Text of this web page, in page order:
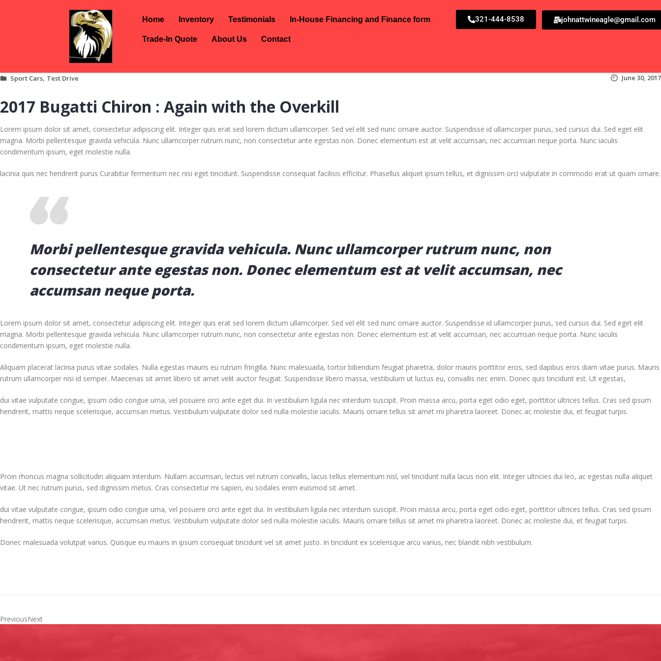
Home Inventory Testimonials In-House Financing and Finance form
Trade-In Quote About Us Contact
321-444-8538 johnattwineagle@gmail.com
Sport Cars, Test Drive June 30, 2017
2017 Bugatti Chiron : Again with the Overkill
Lorem ipsum dolor sit amet, consectetur adipiscing elit. Integer quis erat sed lorem dictum ullamcorper. Sed vel elit sed nunc ornare auctor. Suspendisse id ullamcorper purus, sed cursus dui. Sed eget elit
magna. Morbi pellentesque gravida vehicula. Nunc ullamcorper rutrum nunc, non consectetur ante egestas non. Donec elementum est at velit accumsan, nec accumsan neque porta. Nunc iaculis
condimentum ipsum, eget molestie nulla.
lacinia quis nec hendrerit purus Curabitur fermentum nec nisi eget tincidunt. Suspendisse consequat facilisis efficitur. Phasellus aliquet ipsum tellus, et dignissim orci vulputate in commodo erat ut quam ornare.
Morbi pellentesque gravida vehicula. Nunc ullamcorper rutrum nunc, non
consectetur ante egestas non. Donec elementum est at velit accumsan, nec
accumsan neque porta.
Lorem ipsum dolor sit amet, consectetur adipiscing elit. Integer quis erat sed lorem dictum ullamcorper. Sed vel elit sed nunc ornare auctor. Suspendisse id ullamcorper purus, sed cursus dui. Sed eget elit
magna. Morbi pellentesque gravida vehicula. Nunc ullamcorper rutrum nunc, non consectetur ante egestas non. Donec elementum est at velit accumsan, nec accumsan neque porta. Nunc iaculis
condimentum ipsum, eget molestie nulla.
Aliquam placerat lacinia purus vitae sodales. Nulla egestas mauris eu rutrum fringilla. Nunc malesuada, tortor bibendum feugiat pharetra, dolor mauris porttitor eros, sed dapibus eros diam vitae purus. Mauris
rutrum ullamcorper nisi id semper. Maecenas sit amet libero sit amet velit auctor feugiat. Suspendisse libero massa, vestibulum ut luctus eu, convallis nec enim. Donec quis tincidunt est. Ut egestas,
dui vitae vulputate congue, ipsum odio congue urna, vel posuere orci ante eget dui. In vestibulum ligula nec interdum suscipit. Proin massa arcu, porta eget odio eget, porttitor ultrices tellus. Cras sed ipsum
hendrerit, mattis neque scelerisque, accumsan metus. Vestibulum vulputate dolor sed nulla molestie iaculis. Mauris ornare tellus sit amet mi pharetra laoreet. Donec ac molestie dui, et feugiat turpis.
Proin rhoncus magna sollicitudin aliquam interdum. Nullam accumsan, lectus vel rutrum convallis, lacus tellus elementum nisl, vel tincidunt nulla lacus non elit. Integer ultricies dui leo, ac egestas nulla aliquet
vitae. Ut nec rutrum purus, sed dignissim metus. Cras consectetur mi sapien, eu sodales enim euismod sit amet.
dui vitae vulputate congue, ipsum odio congue urna, vel posuere orci ante eget dui. In vestibulum ligula nec interdum suscipit. Proin massa arcu, porta eget odio eget, porttitor ultrices tellus. Cras sed ipsum
hendrerit, mattis neque scelerisque, accumsan metus. Vestibulum vulputate dolor sed nulla molestie iaculis. Mauris ornare tellus sit amet mi pharetra laoreet. Donec ac molestie dui, et feugiat turpis.
Donec malesuada volutpat varius. Quisque eu mauris in ipsum consequat tincidunt vel sit amet justo. In tincidunt ex scelerisque arcu varius, nec blandit nibh vestibulum.
PreviousNext